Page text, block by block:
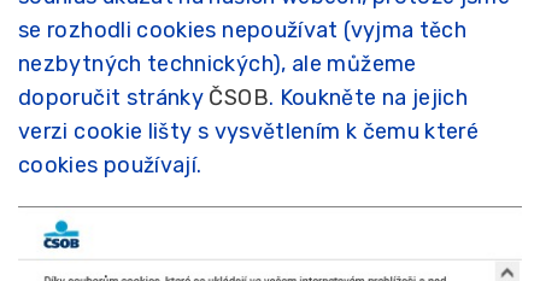
se rozhodli cookies nepoužívat (vyjma těch
nezbytných technických), ale můžeme
doporučit stránky ČSOB. Koukněte na jejich
verzi cookie lišty s vysvětlením k čemu které
cookies používají.